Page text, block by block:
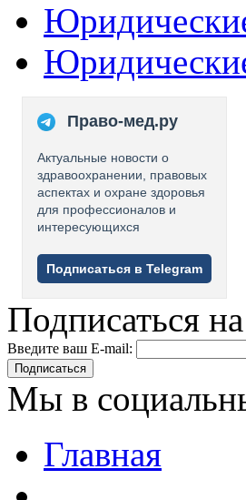
Право-мед.ру
Актуальные новости о
здравоохранении, правовых
аспектах и охране здоровья
для профессионалов и
интересующихся
Подписаться в Telegram
Подписаться
Введите ваш E-mail:
Подписаться
Мы в
Главная